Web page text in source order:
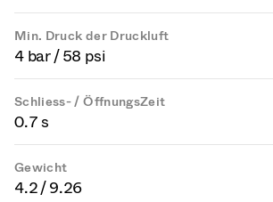
Min. Druck der Druckluft
4 bar / 58 psi
Schliess- / ÖffnungsZeit
0.7 s
Gewicht
4.2 / 9.26